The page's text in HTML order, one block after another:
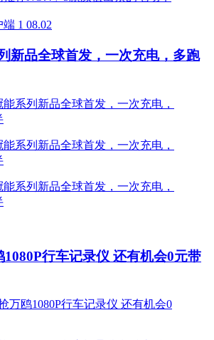
端 1 08.02
新品全球首发，一次充电，多跑
1080P行车记录仪 还有机会0元带